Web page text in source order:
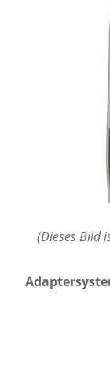
(Dieses Bild